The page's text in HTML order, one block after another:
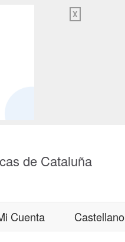
X
de Cataluña
Cuenta Castellano